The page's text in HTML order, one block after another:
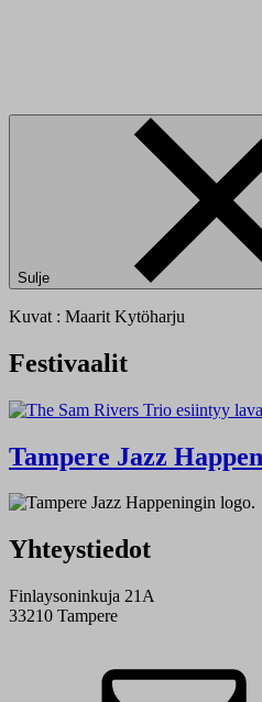
Sulje
Kuvat : Maarit Kytöharju
Festivaalit
Tampere Jazz
Yhteystiedot
Finlaysoninkuja 21A
33210 Tampere